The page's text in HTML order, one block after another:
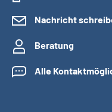
Nachricht
Beratung
Alle